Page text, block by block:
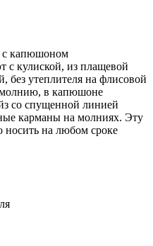
с капюшоном
с кулиской, из плащевой
без утеплителя на флисовой
молнию, в капюшоне
со спущенной линией
карманы на молниях. Эту
носить на любом сроке